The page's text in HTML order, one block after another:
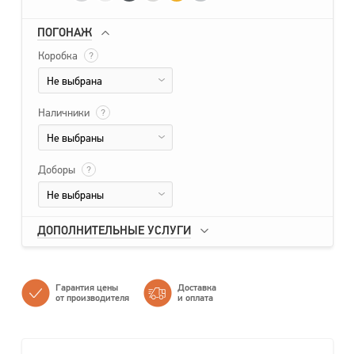
ПОГОНАЖ
Коробка ?
Не выбрана
Наличники ?
Не выбраны
Доборы ?
Не выбраны
ДОПОЛНИТЕЛЬНЫЕ УСЛУГИ
Гарантия цены
от производителя
Доставка
и оплата